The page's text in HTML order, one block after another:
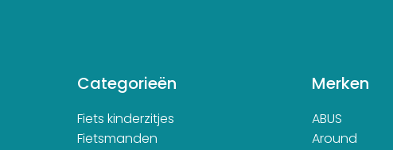
Categorieën
Fiets kinderzitjes
Fietsmanden
Merken
ABUS
Around